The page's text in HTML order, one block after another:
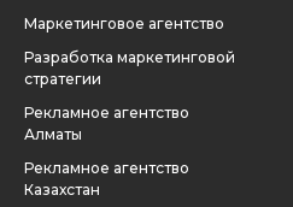
Маркетинговое агентство
Разработка маркетинговой
стратегии
Рекламное агентство
Алматы
Рекламное агентство
Казахстан